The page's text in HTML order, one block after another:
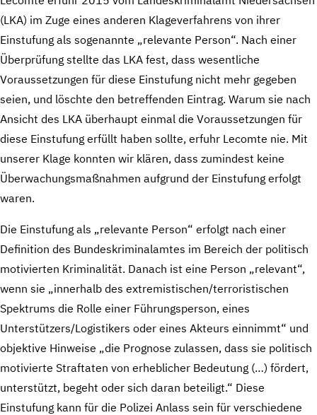
(LKA) im Zuge eines anderen Klageverfahrens von ihrer
Einstufung als sogenannte „relevante Person“. Nach einer
Überprüfung stellte das LKA fest, dass wesentliche
Voraussetzungen für diese Einstufung nicht mehr gegeben
seien, und löschte den betreffenden Eintrag. Warum sie nach
Ansicht des LKA überhaupt einmal die Voraussetzungen für
diese Einstufung erfüllt haben sollte, erfuhr Lecomte nie. Mit
unserer Klage konnten wir klären, dass zumindest keine
Überwachungsmaßnahmen aufgrund der Einstufung erfolgt
waren.
Die Einstufung als „relevante Person“ erfolgt nach einer
Definition des Bundeskriminalamtes im Bereich der politisch
motivierten Kriminalität. Danach ist eine Person „relevant“,
wenn sie „innerhalb des extremistischen/terroristischen
Spektrums die Rolle einer Führungsperson, eines
Unterstützers/Logistikers oder eines Akteurs einnimmt“ und
objektive Hinweise „die Prognose zulassen, dass sie politisch
motivierte Straftaten von erheblicher Bedeutung (…) fördert,
unterstützt, begeht oder sich daran beteiligt.“ Diese
Einstufung kann für die Polizei Anlass sein für verschiedene